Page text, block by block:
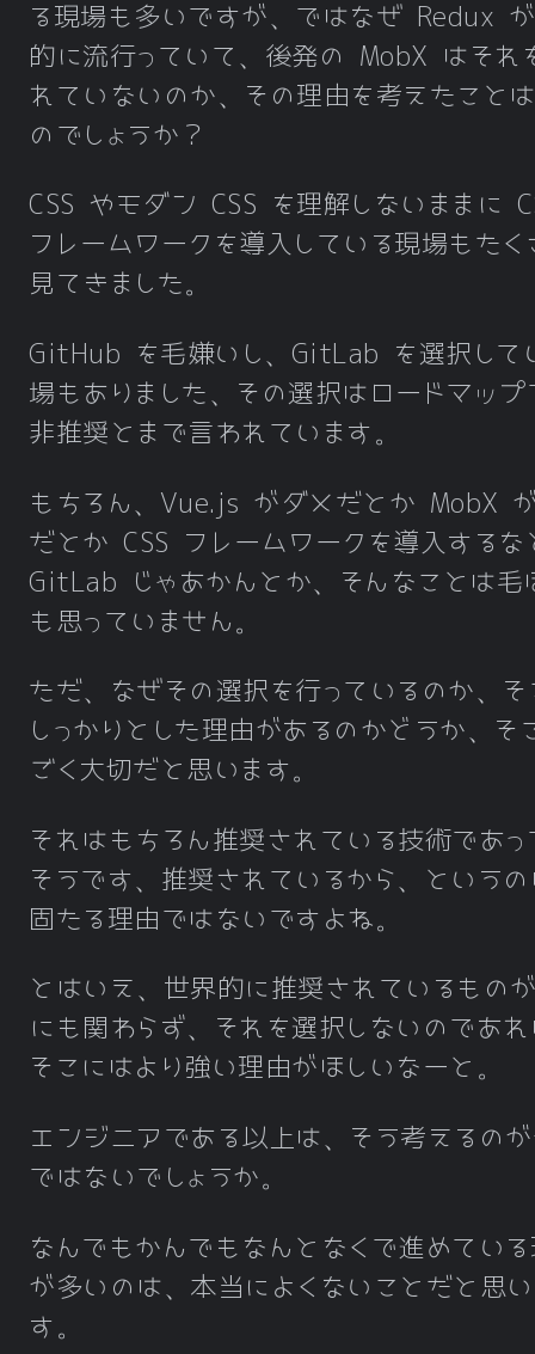
る現場も多いですが、ではなぜ Redux
的に流行っていて、後発の MobX はそれ
れていないのか、その理由を考えたこと
のでしょうか？
CSS やモダン CSS を理解しないままに
フレームワークを導入している現場もたく
見てきました。
GitHub を毛嫌いし、GitLab を選択して
場もありました、その選択はロードマップ
非推奨とまで言われています。
もちろん、Vue.js がダメだとか MobX
だとか CSS フレームワークを導入するな
GitLab じゃあかんとか、そんなことは毛
も思っていません。
ただ、なぜその選択を行っているのか、そ
しっかりとした理由があるのかどうか、そ
ごく大切だと思います。
それはもちろん推奨されている技術であっ
そうです、推奨されているから、という
固たる理由ではないですよね。
とはいえ、世界的に推奨されているもの
にも関わらず、それを選択しないのであ
そこにはより強い理由がほしいなーと。
エンジニアである以上は、そう考えるの
ではないでしょうか。
なんでもかんでもなんとなくで進めてい
が多いのは、本当によくないことだと思
す。